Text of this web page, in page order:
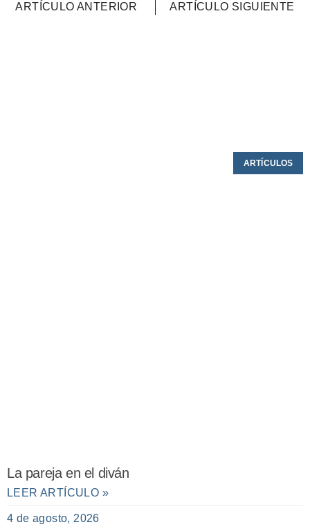
ARTÍCULO ANTERIOR ARTÍCULO SIGUIENTE
ARTÍCULOS
La pareja en el diván
LEER ARTÍCULO »
4 de agosto, 2026